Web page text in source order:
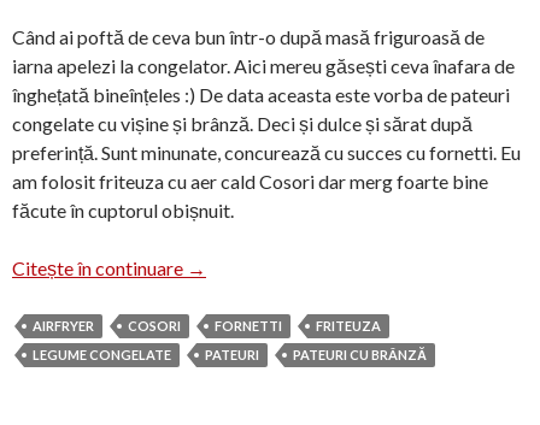
Când ai poftă de ceva bun într-o după masă friguroasă de
iarna apelezi la congelator. Aici mereu găsești ceva înafara de
înghețată bineînțeles :) De data aceasta este vorba de pateuri
congelate cu vișine și brânză. Deci și dulce și sărat după
preferință. Sunt minunate, concurează cu succes cu fornetti. Eu
am folosit friteuza cu aer cald Cosori dar merg foarte bine
făcute în cuptorul obișnuit.
Citește în continuare Pateuri cu visine și brânză în friteuza cu
→
AIRFRYER COSORI FORNETTI
FRITEUZA
LEGUME CONGELATE
PATEURI PATEURI CU BRÂNZĂ